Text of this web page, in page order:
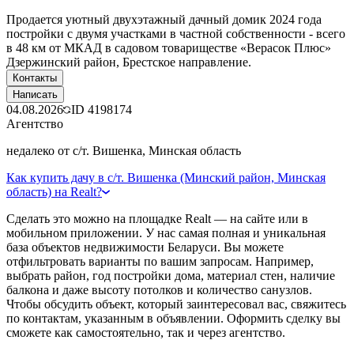
Продается уютный двухэтажный дачный домик 2024 года
постройки с двумя участками в частной собственности - всего
в 48 км от МКАД в садовом товариществе «Верасок Плюс»
Дзержинский район, Брестское направление.
Контакты
Написать
04.08.2026 ID 4198174
Агентство
недалеко от с/т. Вишенка, Минская область
Как купить дачу в с/т. Вишенка (Минский район, Минская
область) на Realt?
Сделать это можно на площадке Realt — на сайте или в
мобильном приложении. У нас самая полная и уникальная
база объектов недвижимости Беларуси. Вы можете
отфильтровать варианты по вашим запросам. Например,
выбрать район, год постройки дома, материал стен, наличие
балкона и даже высоту потолков и количество санузлов.
Чтобы обсудить объект, который заинтересовал вас, свяжитесь
по контактам, указанным в объявлении. Оформить сделку вы
сможете как самостоятельно, так и через агентство.